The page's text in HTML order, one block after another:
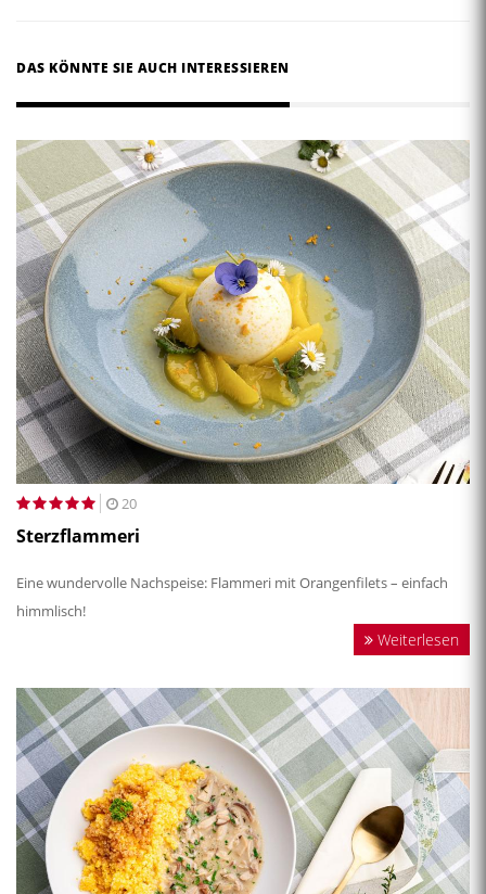
DAS KÖNNTE SIE AUCH INTERESSIEREN
20
Sterzflammeri
Eine wundervolle Nachspeise: Flammeri mit Orangenfilets – einfach
himmlisch!
Weiterlesen